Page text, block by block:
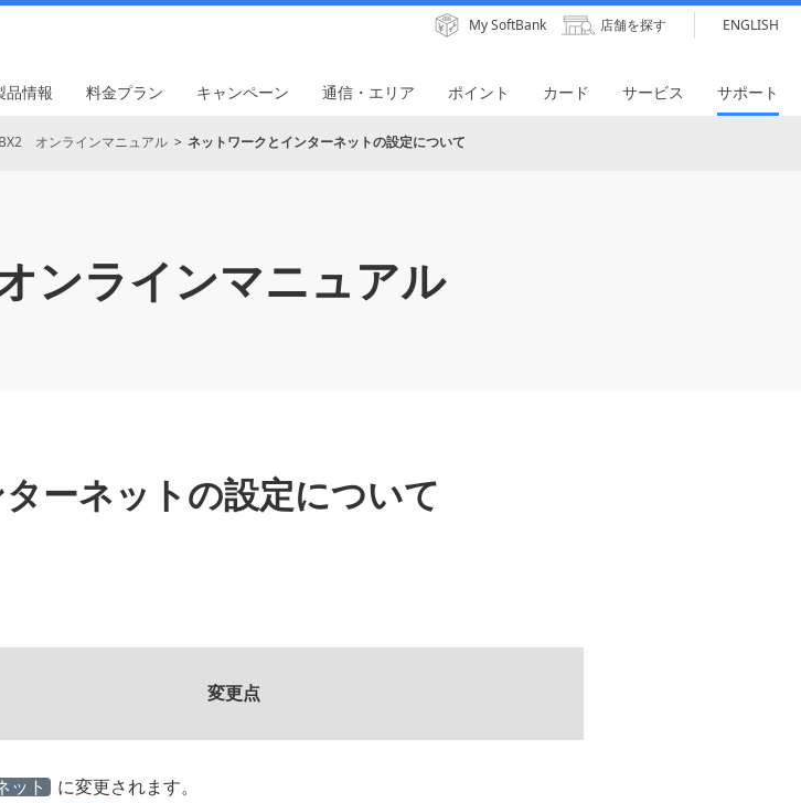
My SoftBank 店舗を探す ENGLISH
品情報 料金プラン キャンペーン 通信・エリア ポイント カード サービス サポート
オンラインマニュアル ネットワークとインターネットの設定について
ンラインマニュアル
ーネットの設定について
変更点
ット
に変更されます。